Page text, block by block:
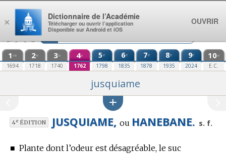
Aller au contenu
1 re
1694
2e
1718
3e
1740
4e
1762
5e
1798
6e
1835
7e
1878
8e
1935
9e
2024
10e
E.C.
jusquiame
4eÉDITION JUSQUIAME, ou HANEBANE. s. f.
■ Plante dont l’odeur est désagréable, le suc
×
Dictionnaire de l’Académie
Télécharger ou ouvrir l’application
Disponible sur Android et iOS
OUVRIR